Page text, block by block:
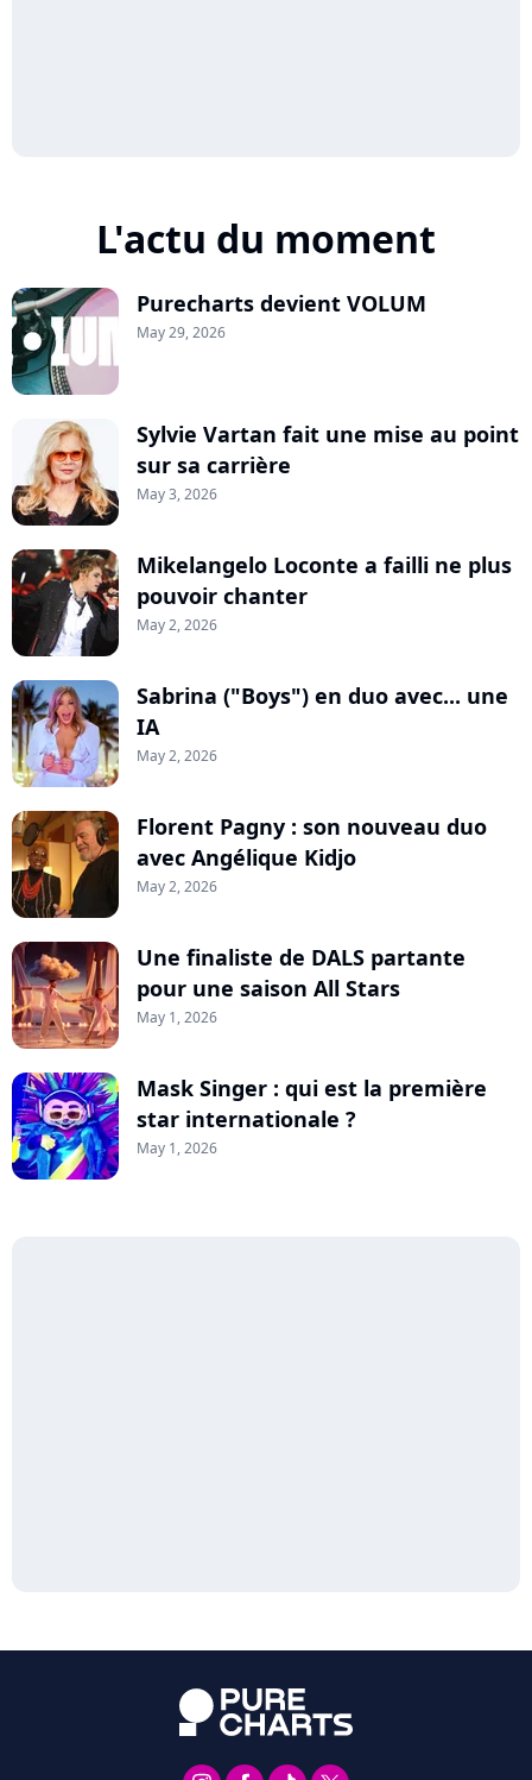
L'actu du moment
Purecharts devient VOLUM
May 29, 2026
Sylvie Vartan fait une mise au point
sur sa carrière
May 3, 2026
Mikelangelo Loconte a failli ne plus
pouvoir chanter
May 2, 2026
Sabrina ("Boys") en duo avec... une
IA
May 2, 2026
Florent Pagny : son nouveau duo
avec Angélique Kidjo
May 2, 2026
Une finaliste de DALS partante
pour une saison All Stars
May 1, 2026
Mask Singer : qui est la première
star internationale ?
May 1, 2026